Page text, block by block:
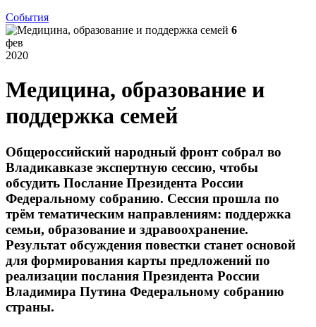
События
6
фев
2020
Медицина, образование и
поддержка семей
Общероссийский народный фронт собрал во
Владикавказе экспертную сессию, чтобы
обсудить Послание Президента России
Федеральному собранию. Сессия прошла по
трём тематическим направлениям: поддержка
семьи, образование и здравоохранение.
Результат обсуждения повестки станет основой
для формирования карты предложений по
реализации послания Президента России
Владимира Путина Федеральному собранию
страны.